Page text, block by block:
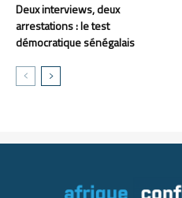
Deux interviews, deux
arrestations : le test
démocratique sénégalais